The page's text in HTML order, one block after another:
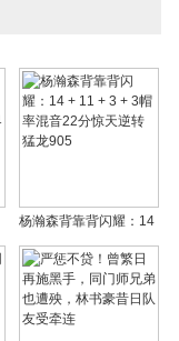
杨瀚森背靠背闪耀：14
+ 11 + 3 + 3帽率混音22
分惊天逆转猛龙905